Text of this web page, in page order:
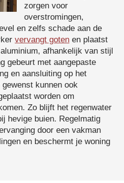
zorgen voor
overstromingen,
en zelfs schade aan de
vervangt goten en plaatst
afhankelijk van stijl
gebeurt met aangepaste
en aansluiting op het
kunnen ook
worden om
Zo blijft het regenwater
hevige buien. Regelmatig
door een vakman
en beschermt je woning